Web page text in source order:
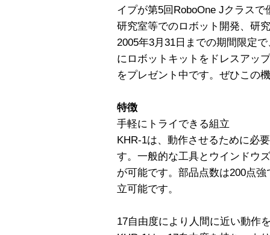
イプが第5回RoboOne Jクラス
研究室等でのロボット開発、研
2005年3月31日までの期間限定
にロボットキットをドレスアッ
をプレゼント中です。ぜひこの
特徴
手軽にトライできる組立
KHR-1は、動作させるために必
す。一般的な工具とウインドウ
が可能です。部品点数は200点
立可能です。
17自由度により人間に近い動作